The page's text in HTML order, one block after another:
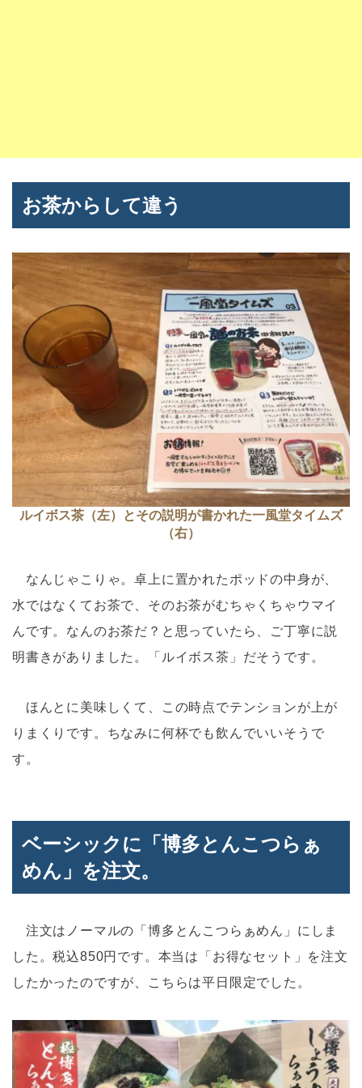
お茶からして違う
ルイボス茶（左）とその説明が書かれた一風堂タイムズ
（右）
なんじゃこりゃ。卓上に置かれたポッドの中身が、
水ではなくてお茶で、そのお茶がむちゃくちゃウマイ
んです。なんのお茶だ？と思っていたら、ご丁寧に説
明書きがありました。「ルイボス茶」だそうです。
ほんとに美味しくて、この時点でテンションが上が
りまくりです。ちなみに何杯でも飲んでいいそうで
す。
ベーシックに「 博多とんこつらぁ
めん」を注文。
注文はノーマルの「博多とんこつらぁめん」にしま
した。税込850円です。本当は「お得なセット」を注文
したかったのですが、こちらは平日限定でした。